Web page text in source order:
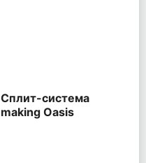
Сплит-система
making Oasis